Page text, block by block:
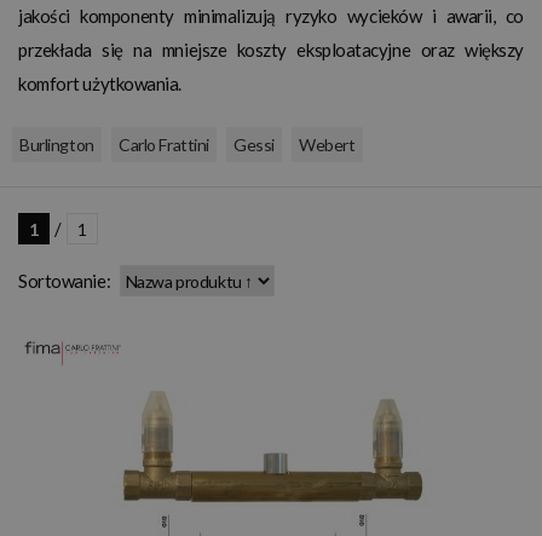
jakości komponenty minimalizują ryzyko wycieków i awarii, co
przekłada się na mniejsze koszty eksploatacyjne oraz większy
komfort użytkowania.
Burlington Carlo Frattini Gessi Webert
1 / 1
Sortowanie: